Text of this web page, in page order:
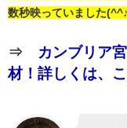
数秒映っていました(^^♪
⇒ カンブリア
材！詳しくは、